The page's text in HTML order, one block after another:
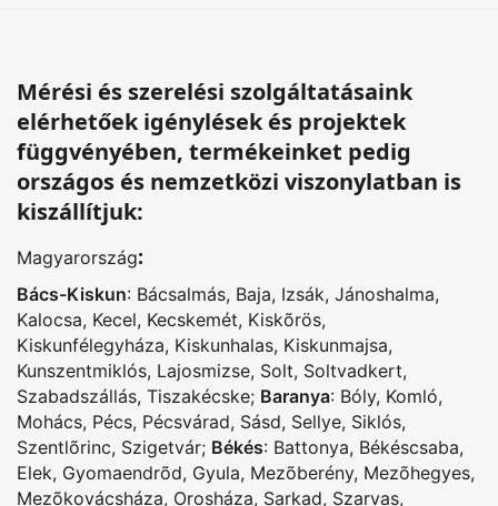
Mérési és szerelési szolgáltatásaink
elérhetőek igénylések és projektek
függvényében, termékeinket pedig
országos és nemzetközi viszonylatban is
kiszállítjuk:
Magyarország:
Bács-Kiskun: Bácsalmás, Baja, Izsák, Jánoshalma,
Kalocsa, Kecel, Kecskemét, Kiskõrös,
Kiskunfélegyháza, Kiskunhalas, Kiskunmajsa,
Kunszentmiklós, Lajosmizse, Solt, Soltvadkert,
Szabadszállás, Tiszakécske; Baranya: Bóly, Komló,
Mohács, Pécs, Pécsvárad, Sásd, Sellye, Siklós,
Szentlõrinc, Szigetvár; Békés: Battonya, Békéscsaba,
Elek, Gyomaendrõd, Gyula, Mezõberény, Mezõhegyes,
Mezõkovácsháza, Orosháza, Sarkad, Szarvas,